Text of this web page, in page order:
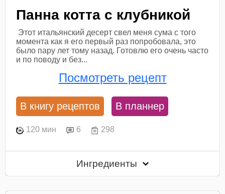
Панна котта с клубникой
Этот итальянский десерт свел меня сума с того
момента как я его первый раз попробовала, это
было пару лет тому назад. Готовлю его очень часто
и по поводу и без...
Посмотреть рецепт
В книгу рецептов В планнер
120 мин 6 298
Ингредиенты